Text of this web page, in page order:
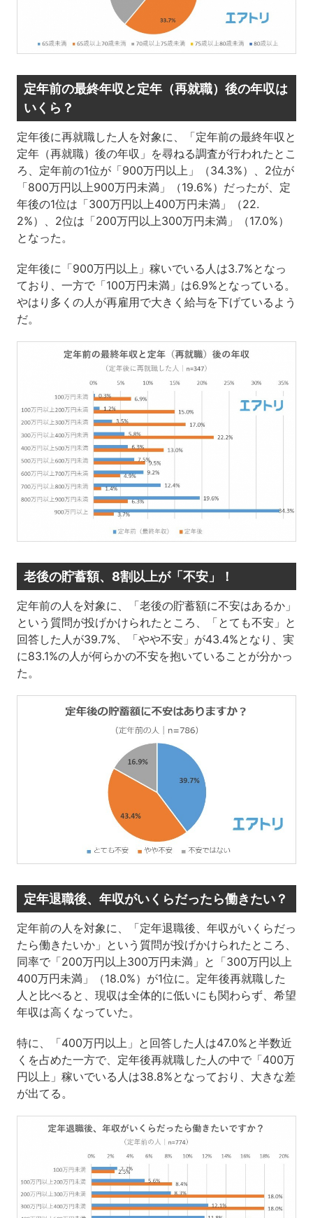
定年前の最終年収と定年（再就職）後の年収は
いくら？
定年後に再就職した人を対象に、「定年前の最終年収と
定年（再就職）後の年収」を尋ねる調査が行われたとこ
ろ、定年前の1位が「900万円以上」（34.3%）、2位が
「800万円以上900万円未満」（19.6%）だったが、定
年後の1位は「300万円以上400万円未満」（22.
2%）、2位は「200万円以上300万円未満」（17.0%）
となった。
定年後に「900万円以上」稼いでいる人は3.7%となっ
ており、一方で「100万円未満」は6.9%となっている。
やはり多くの人が再雇用で大きく給与を下げているよう
だ。
老後の貯蓄額、8割以上が「不安」！
定年前の人を対象に、「老後の貯蓄額に不安はあるか」
という質問が投げかけられたところ、「とても不安」と
回答した人が39.7%、「やや不安」が43.4%となり、実
に83.1%の人が何らかの不安を抱いていることが分かっ
た。
定年退職後、年収がいくらだったら働きたい？
定年前の人を対象に、「定年退職後、年収がいくらだっ
たら働きたいか」という質問が投げかけられたところ、
同率で「200万円以上300万円未満」と「300万円以上
400万円未満」（18.0%）が1位に。定年後再就職した
人と比べると、現収は全体的に低いにも関わらず、希望
年収は高くなっていた。
特に、「400万円以上」と回答した人は47.0%と半数近
くを占めた一方で、定年後再就職した人の中で「400万
円以上」稼いでいる人は38.8%となっており、大きな差
が出てる。